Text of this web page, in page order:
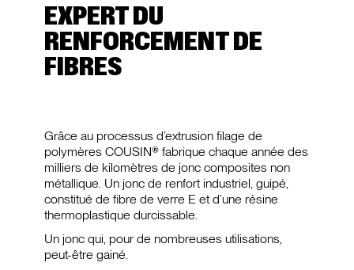
EXPERT DU
RENFORCEMENT DE
FIBRES
Grâce au processus d’extrusion filage de
polymères COUSIN® fabrique chaque année des
milliers de kilomètres de jonc composites non
métallique. Un jonc de renfort industriel, guipé,
constitué de fibre de verre E et d’une résine
thermoplastique durcissable.
Un jonc qui, pour de nombreuses utilisations,
peut-être gainé.